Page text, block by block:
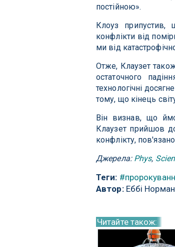
постійною».
Клоуз припустив,
конфлікти від
ми від
Отже, Клаузет
остаточного
технологічні
тому, що кінець
Він визнав, що
Клаузет прийшов
конфлікту,
Джерела: Phys,
Теги:
Автор:Еббі Норман
Читайте також: